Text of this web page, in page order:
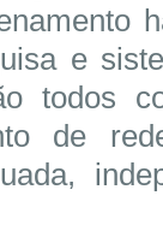
e
todos
de